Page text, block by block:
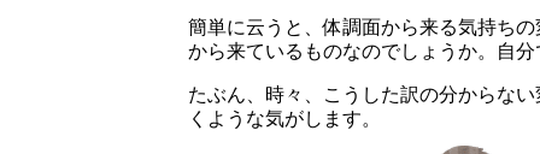
簡単に云うと、体調面から来る気持ち
から来ているものなのでしょうか。自
たぶん、時々、こうした訳の分からな
くような気がします。